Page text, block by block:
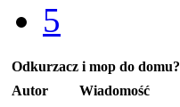
5
Odkurzacz i mop do domu?
Autor
Wiadomość